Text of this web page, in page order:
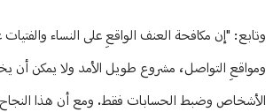
وتابع: "إن مكافحة العنف الواقعِ على النساء والفتيات
ومواقعِ التواصل، مشروع طويل الأمد ولا يمكن أن
الأشخاص وضبط الحسابات فقط. ومع أن هذا